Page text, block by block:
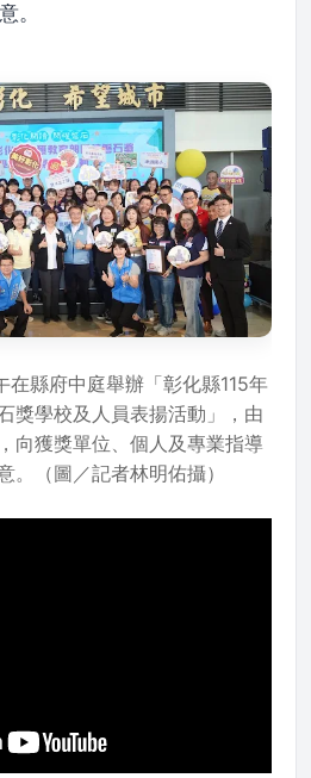
。
縣府中庭舉辦「彰化縣115年
獎學校及人員表揚活動」，由
向獲獎單位、個人及專業指導
。（圖／記者林明佑攝）